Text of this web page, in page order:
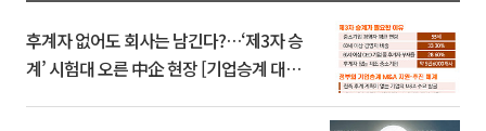
후계자 없어도 회사는 남긴다?…‘제3자 승
계’ 시험대 오른 中企 현장 [기업승계 대전